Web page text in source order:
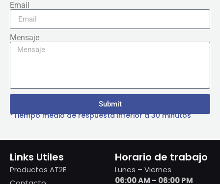
Email
Mensaje
Submit
*Tiempo medio de respuesta inferior a 30 minutos
Links Utiles
Productos AT2E
Horario de trabajo
Lunes – Viernes
06:00 AM – 06:00 PM